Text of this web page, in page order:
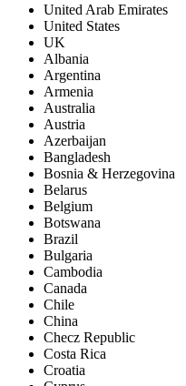
United Arab Emirates
United States
UK
Albania
Argentina
Armenia
Australia
Austria
Azerbaijan
Bangladesh
Bosnia & Herzegovina
Belarus
Belgium
Botswana
Brazil
Bulgaria
Cambodia
Canada
Chile
China
Checz Republic
Costa Rica
Croatia